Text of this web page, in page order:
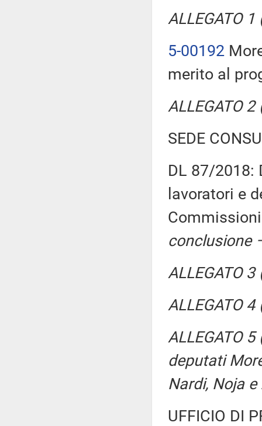
ALLEGATO
5-00192
merito al
ALLEGATO
SEDE
DL 87/2018:
lavoratori e
conclusione
ALLEGATO
ALLEGATO
ALLEGATO
deputati
Nardi, Noja
UFFICIO DI